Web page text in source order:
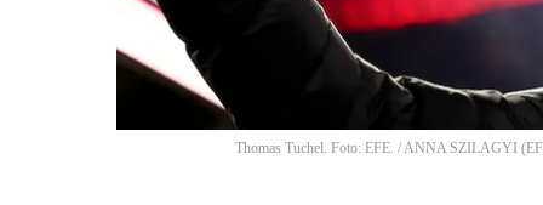
Thomas Tuchel. Foto: EFE. /ANNA SZILAGYI (